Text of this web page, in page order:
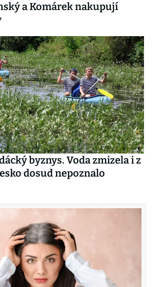
a Komárek nakupují
byznys. Voda zmizela i z
dosud nepoznalo